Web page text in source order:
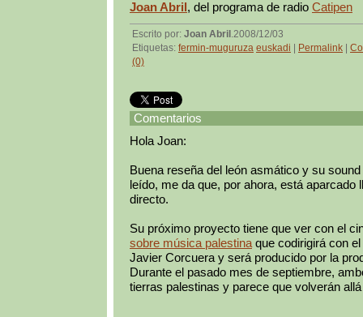
Joan Abril , del programa de radio Catipen
Escrito por: Joan Abril .2008/12/03
Etiquetas: fermin-muguruza euskadi Permalink
(0)
Comentarios
Hola Joan:
Buena reseña del león asmático y su
leído, me da que, por ahora, está aparcado
directo.
Su próximo proyecto tiene que ver con el
sobre música palestinaque codirigirá con
Javier Corcuera y será producido por la
Durante el pasado mes de septiembre,
tierras palestinas y parece que volverán